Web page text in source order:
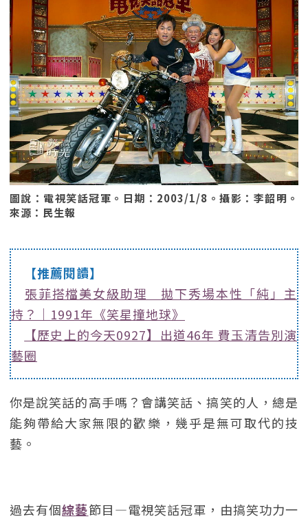
圖說：電視笑話冠軍。日期：2003/1/8。攝影：李韶明。
來源：民生報
【推薦閱讀】
張菲搭檔美女級助理 拋下秀場本性「純」主
持？｜1991年《笑星撞地球》
【歷史上的今天0927】出道46年 費玉清告別演
藝圈
你是說笑話的高手嗎？會講笑話、搞笑的人，總是
能夠帶給大家無限的歡樂，幾乎是無可取代的技
藝。
過去有個綜藝節目—電視笑話冠軍，由搞笑功力一